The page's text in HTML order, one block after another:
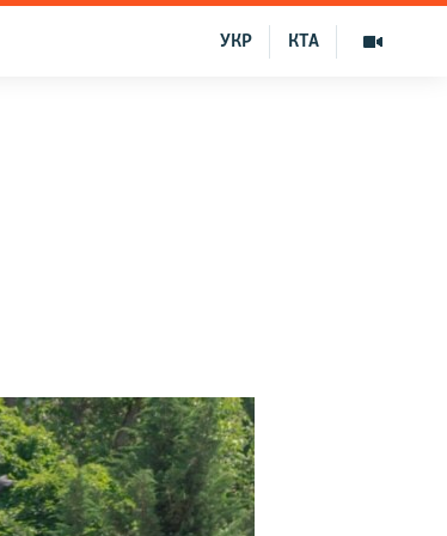
КТА
УКР